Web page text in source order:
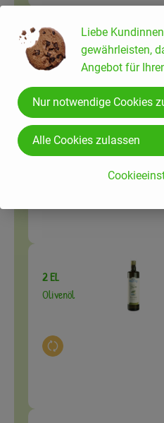
Du hast sicher:
1 Prise
Olivenöl mit
Zitrone
2 EL
Olivenöl
Auswahl ändern
Liebe
gewährleisten,
Angebot für
Nur notwendige Cookies
Alle Cookies zulassen